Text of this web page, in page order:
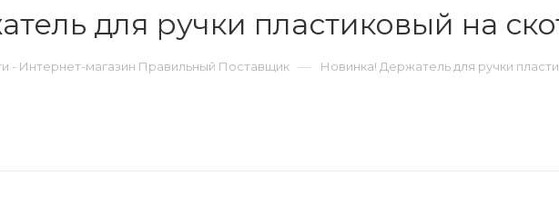
для ручки пластиковый на
- Интернет-магазин Правильный Поставщик — Новинка! Держатель для ручки